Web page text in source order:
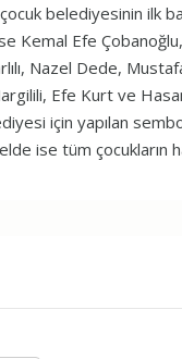
belediyesinin ilk
Kemal Efe
Nazel Dede,
Efe Kurt ve
için yapılan
ise tüm çocukların